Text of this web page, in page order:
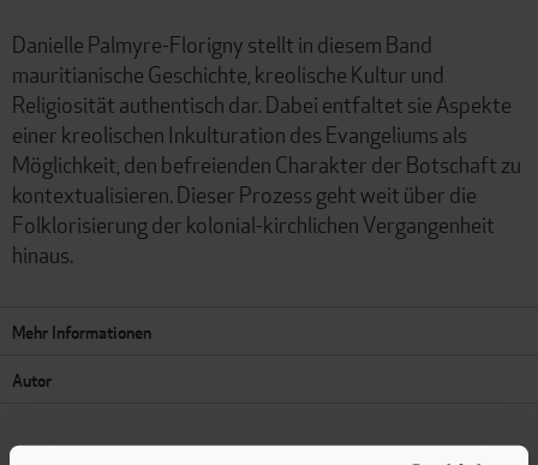
Danielle Palmyre-Florigny stellt in diesem Band
mauritianische Geschichte, kreolische Kultur und
Religiosität authentisch dar. Dabei entfaltet sie Aspekte
einer kreolischen Inkulturation des Evangeliums als
Möglichkeit, den befreienden Charakter der Botschaft zu
kontextualisieren. Dieser Prozess geht weit über die
Folklorisierung der kolonial-kirchlichen Vergangenheit
hinaus.
Mehr Informationen
Autor